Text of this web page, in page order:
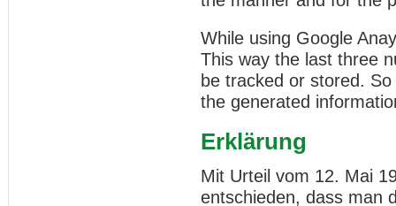
While using Google
This way the last three
be tracked or stored.
the generated
Erklärung
Mit Urteil vom 12. Mai
entschieden, dass man